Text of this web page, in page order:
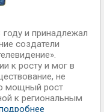
и принадлежал
создатели
к росту и мог в
не
мощный рост
к региональным